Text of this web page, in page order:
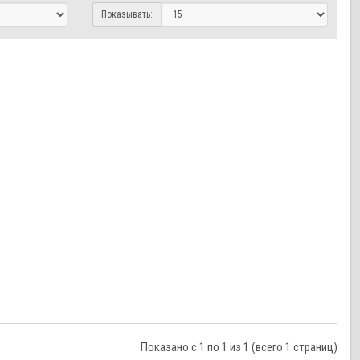
Показывать:
Показано с 1 по 1 из 1 (всего 1 страниц)